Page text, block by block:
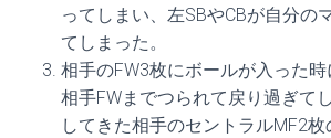
ってしまい、左SBやCBが自分の
てしまった。
相手のFW3枚にボールが入った
相手FWまでつられて戻り過ぎて
してきた相手のセントラルMF2